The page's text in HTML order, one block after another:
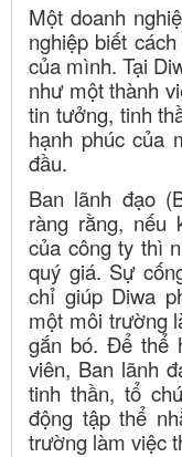
Một doanh
nghiệp biết
của mình. Tại
như một thành
tin tưởng, tinh
hạnh phúc của
đầu.
Ban lãnh đạo
ràng rằng, nếu
của công ty thì
quý giá. Sự
chỉ giúp Diwa
một môi trường
gắn bó. Để thể
viên, Ban lãnh
tinh thần, tổ
động tập thể
trường làm việc